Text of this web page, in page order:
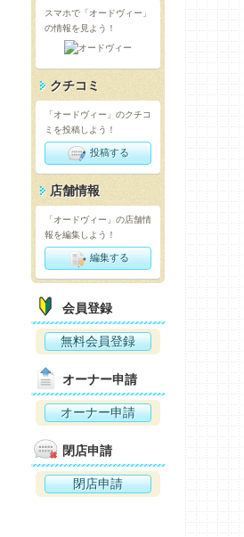
スマホで「オードヴィー」
の情報を見よう！
クチコミ
「オードヴィー」のクチコ
ミを投稿しよう！
投稿する
店舗情報
「オードヴィー」の店舗情
報を編集しよう！
編集する
会員登録
無料会員登録
オーナー申請
オーナー申請
閉店申請
閉店申請